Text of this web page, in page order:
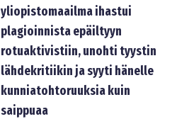
yliopistomaailma ihastui
plagioinnista epäiltyyn
rotuaktivistiin, unohti tyystin
lähdekritiikin ja syyti hänelle
kunniatohtoruuksia kuin
saippuaa